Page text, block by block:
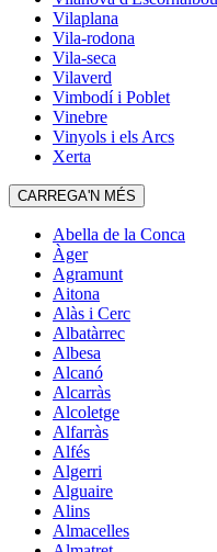
Vilaplana
Vila-rodona
Vila-seca
Vilaverd
Vimbodí i Poblet
Vinebre
Vinyols i els Arcs
Xerta
CARREGA'N MÉS
Abella de la Conca
Àger
Agramunt
Aitona
Alàs i Cerc
Albatàrrec
Albesa
Alcanó
Alcarràs
Alcoletge
Alfarràs
Alfés
Algerri
Alguaire
Alins
Almacelles